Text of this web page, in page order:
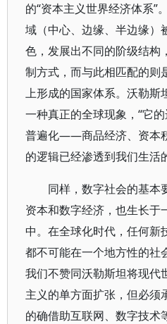
的“资本主义世界经济体系”
域（中心、边缘、半边缘）
色，发展出不同的阶级结构
制方式，而与此相匹配的则
上形成的国家体系。沃勒斯
一种真正的全球现象，“它
普遍化——商品经济、资本
的逻辑已经渗透到我们生活
同样，数字社会的基
资本和数字经济，也生长于
中。在全球化时代，任何新
都不可能在一个地方性的社
我们不赞同沃勒斯坦将现代
主义的单方面扩张，但必须
的确借助互联网、数字技术